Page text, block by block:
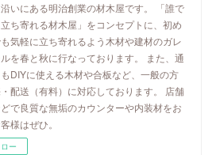
いにある明治創業の材木屋です。 「誰で
ち寄れる材木屋」をコンセプトに、初め
気軽に立ち寄れるよう木材や建材のガレ
を春と秋に行なっております。 また、通
DIYに使える木材や合板など、一般の方
配送（有料）に対応しております。 店舗
で良質な無垢のカウンターや内装材をお
様はぜひ。
ー